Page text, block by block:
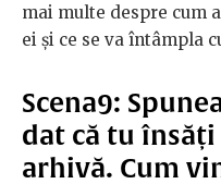
mai multe despre cum
ei și ce se va întâmpla
Scena9:
dat că tu
arhivă. Cum